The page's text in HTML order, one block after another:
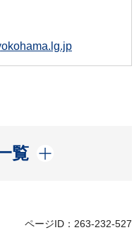
覧
ページID：263-232-527